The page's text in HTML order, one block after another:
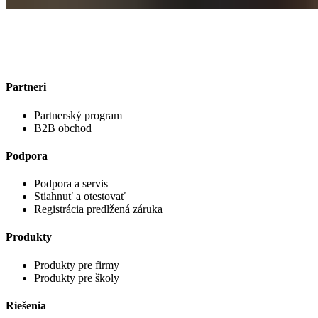
Partneri
Partnerský program
B2B obchod
Podpora
Podpora a servis
Stiahnuť a otestovať
Registrácia predlžená záruka
Produkty
Produkty pre firmy
Produkty pre školy
Riešenia